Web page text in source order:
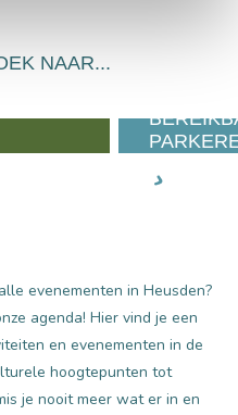
NAAR...
evenementen in Heusden?
agenda! Hier vind je een
en evenementen in de
hoogtepunten tot
je nooit meer wat er in en